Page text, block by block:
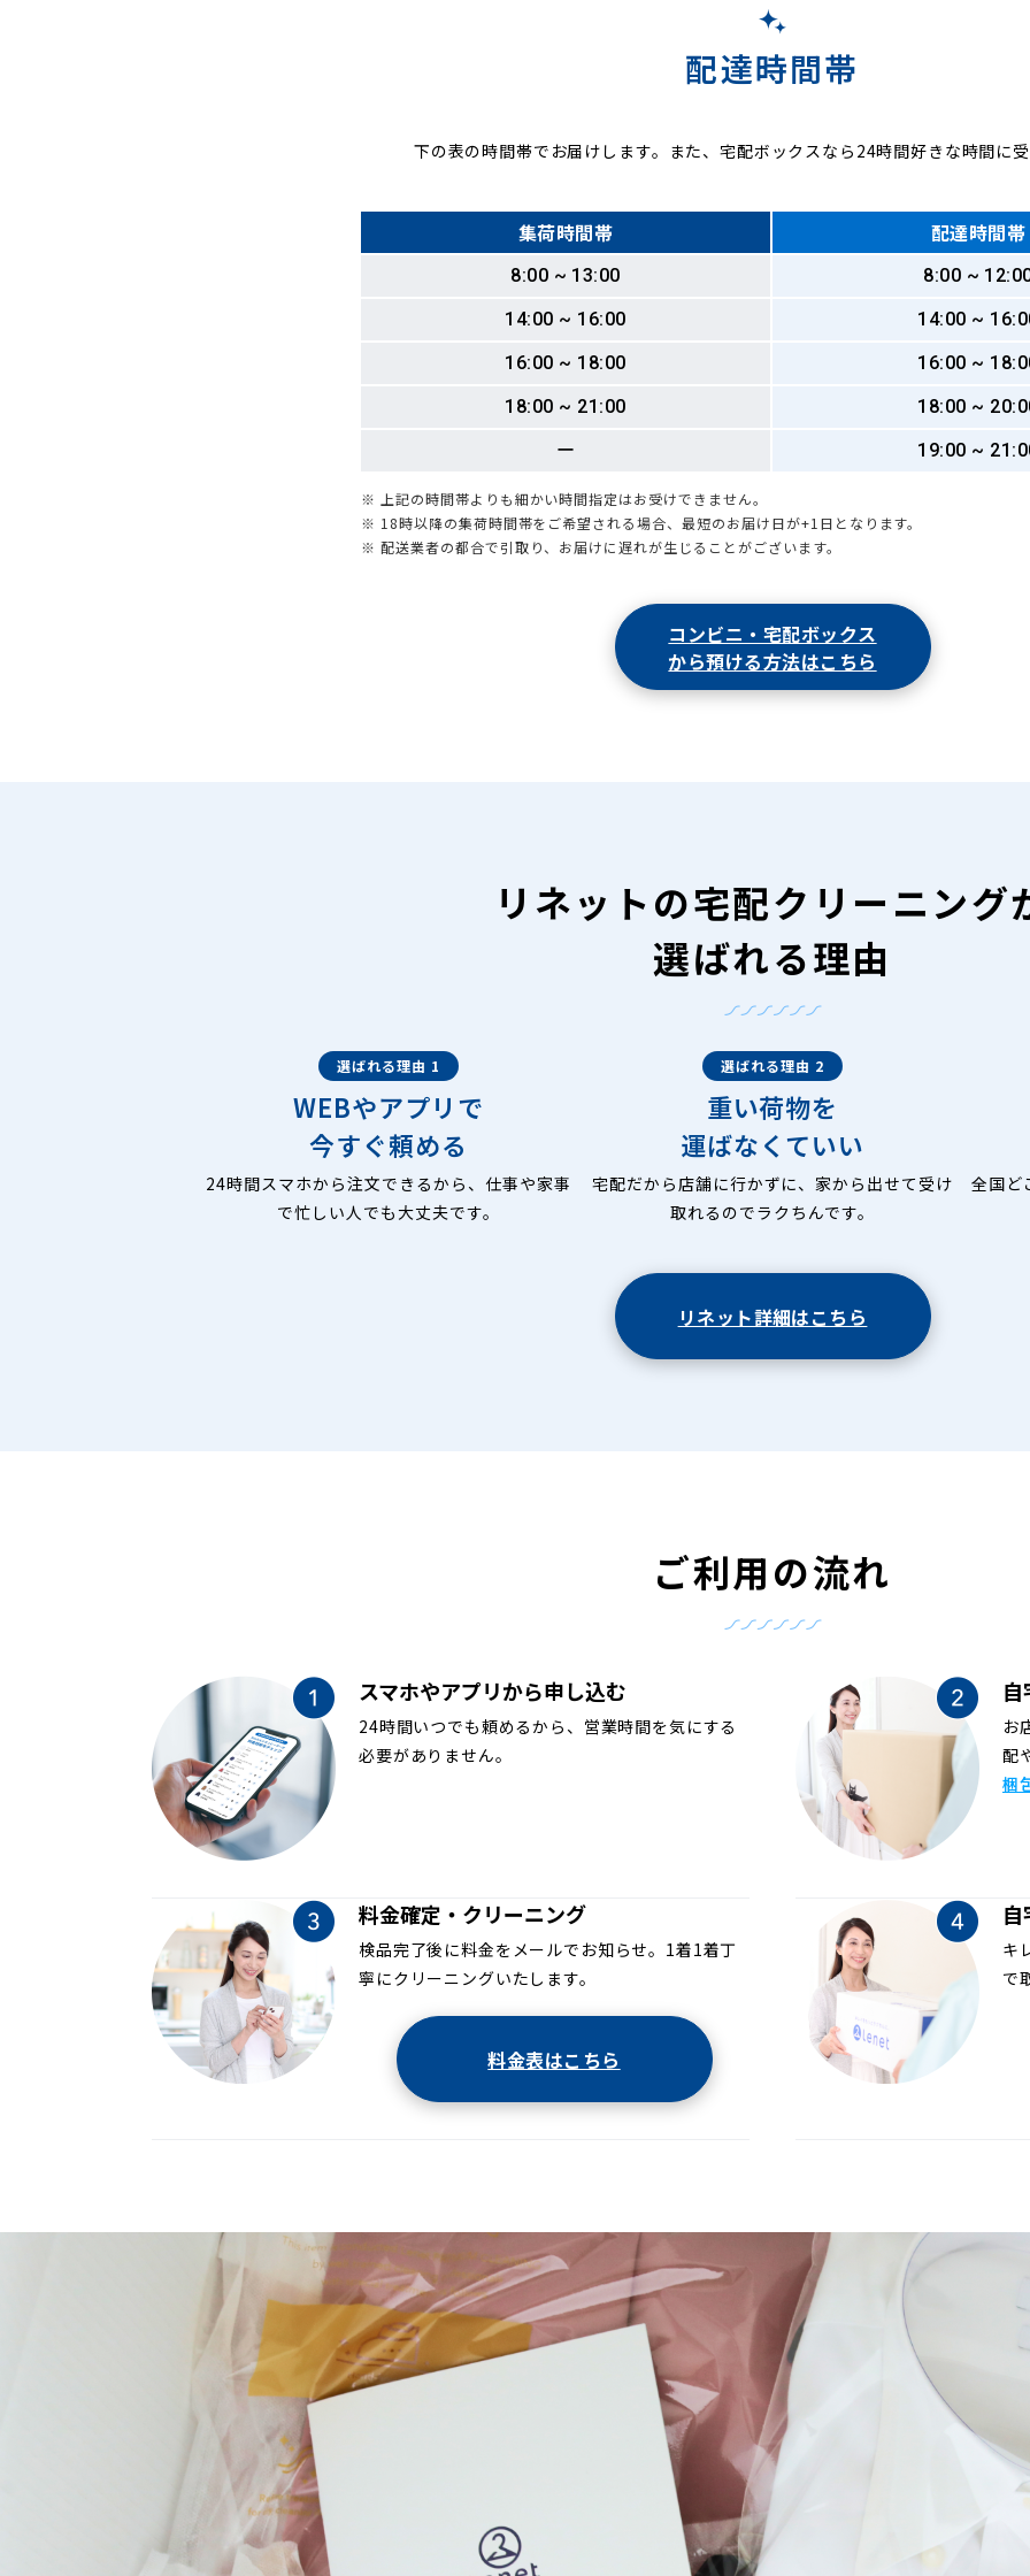
配達時間帯
下の表の時間帯でお届けします。また、宅配ボックスなら24時間好きな時間に
集荷時間帯 配達時間帯
8:00 ~ 13:00
8:00 ~
14:00 ~ 16:00
14:00 ~
16:00 ~ 18:00
16:00 ~
18:00 ~ 21:00
18:00 ~
ー
19:00 ~
※ 上記の時間帯よりも細かい時間指定はお受けできません。
※ 18時以降の集荷時間帯をご希望される場合、最短のお届け日が+1日となります。
※ 配送業者の都合で引取り、お届けに遅れが生じることがございます。
コンビニ・宅配ボックス
から預ける方法はこちら
リネットの宅配クリーニング
選ばれる理由
選ばれる理由 1
WEBやアプリで
今すぐ頼める
24時間スマホから注文できるから、仕事や家事
で忙しい人でも大丈夫です。
選ばれる理由 2
重い荷物を
運ばなくていい
宅配だから店舗に行かずに、家から出せて受け
取れるのでラクちんです。
全国ど
リネット詳細はこちら
ご利用の流れ
スマホやアプリから申し込む
24時間いつでも頼めるから、営業時間を気にする
必要がありません。
お
配
梱
料金確定・クリーニング
検品完了後に料金をメールでお知らせ。1着1着丁
寧にクリーニングいたします。
料金表はこちら
キ
で